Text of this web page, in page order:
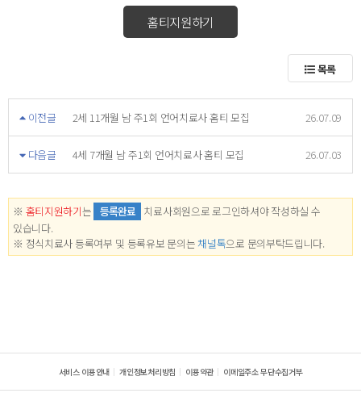
홈티지원하기
목록
이전글 2세 11개월 남 주1회 언어치료사 홈티 모집 26.07.09
다음글 4세 7개월 남 주1회 언어치료사 홈티 모집 26.07.03
※ 홈티지원하기는 등록완료 치료사회원으로 로그인하셔야 작성하실 수
있습니다.
※ 정식치료사 등록여부 및 등록유보 문의는 채널톡으로 문의부탁드립니다.
서비스 이용안내 개인정보처리방침 이용약관 이메일주소 무단수집거부